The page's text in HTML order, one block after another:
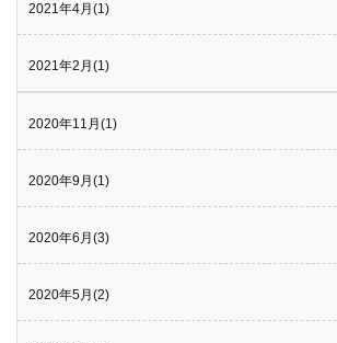
2021年4月(1)
2021年2月(1)
2020年11月(1)
2020年9月(1)
2020年6月(3)
2020年5月(2)